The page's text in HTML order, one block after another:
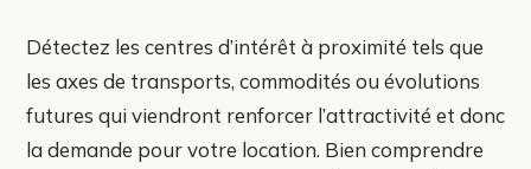
Détectez les centres d’intérêt à proximité tels que
les axes de transports, commodités ou évolutions
futures qui viendront renforcer l’attractivité et donc
la demande pour votre location. Bien comprendre